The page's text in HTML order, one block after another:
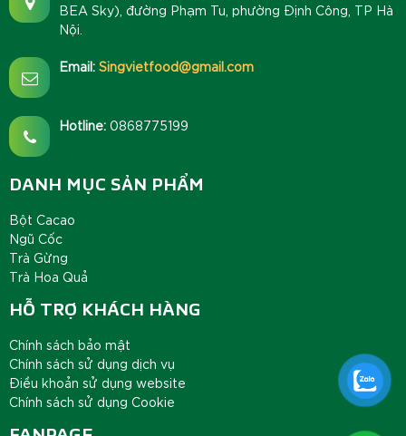
BEA Sky), đường Phạm Tu, phường Định Công, TP Hà
Nội.
Email: Singvietfood@gmail.com
Hotline: 0868775199
DANH MỤC SẢN PHẨM
Bột Cacao
Ngũ Cốc
Trà Gừng
Trà Hoa Quả
HỖ TRỢ KHÁCH HÀNG
Chính sách bảo mật
Chính sách sử dụng dịch vụ
Điều khoản sử dụng website
Chính sách sử dụng Cookie